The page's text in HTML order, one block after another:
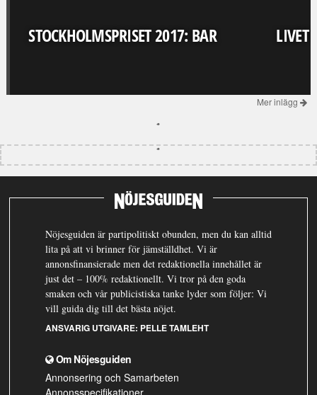
STOCKHOLMSPRISET 2017: BAR LIVET
Mer inlägg
Nöjesguiden är partipolitiskt obunden, men du kan alltid
lita på att vi brinner för jämställdhet. Vi är
annonsfinansierade men det redaktionella innehållet är
just det – 100% redaktionellt. Vi tror på den goda
smaken och vår publicistiska tanke lyder som följer: Vi
vill guida dig till det bästa nöjet.
ANSVARIG UTGIVARE: PELLE TAMLEHT
Om Nöjesguiden
Annonsering och Samarbeten